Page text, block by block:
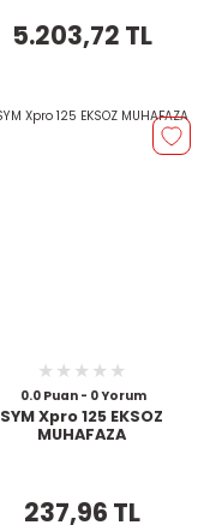
5.203,72 TL
0.0 Puan - 0 Yorum
SYM Xpro 125 EKSOZ
MUHAFAZA
237,96 TL